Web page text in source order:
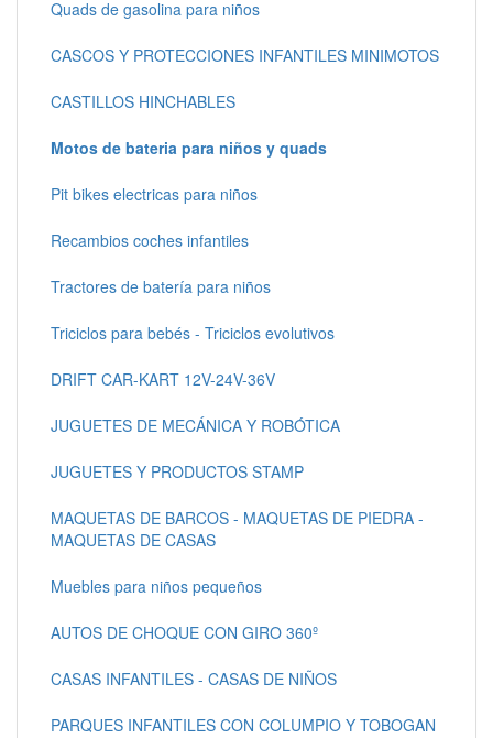
Quads de gasolina para niños
CASCOS Y PROTECCIONES INFANTILES MINIMOTOS
CASTILLOS HINCHABLES
Motos de bateria para niños y quads
Pit bikes electricas para niños
Recambios coches infantiles
Tractores de batería para niños
Triciclos para bebés - Triciclos evolutivos
DRIFT CAR-KART 12V-24V-36V
JUGUETES DE MECÁNICA Y ROBÓTICA
JUGUETES Y PRODUCTOS STAMP
MAQUETAS DE BARCOS - MAQUETAS DE PIEDRA -
MAQUETAS DE CASAS
Muebles para niños pequeños
AUTOS DE CHOQUE CON GIRO 360º
CASAS INFANTILES - CASAS DE NIÑOS
PARQUES INFANTILES CON COLUMPIO Y TOBOGAN